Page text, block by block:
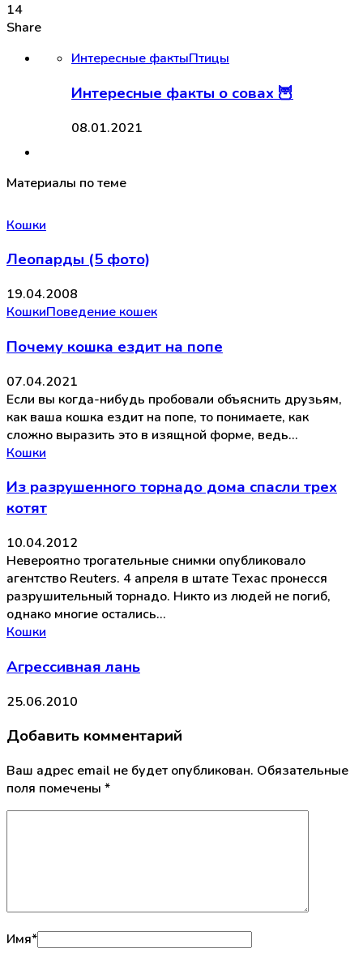
14
Share
Интересные фактыПтицы
Интересные факты о совах 🦉
08.01.2021
Материалы по теме
Кошки
Леопарды (5 фото)
19.04.2008
КошкиПоведение кошек
Почему кошка ездит на попе
07.04.2021
Если вы когда-нибудь пробовали объяснить друзьям,
как ваша кошка ездит на попе, то понимаете, как
сложно выразить это в изящной форме, ведь…
Кошки
Из разрушенного торнадо дома спасли трех
котят
10.04.2012
Невероятно трогательные снимки опубликовало
агентство Reuters. 4 апреля в штате Техас пронесся
разрушительный торнадо. Никто из людей не погиб,
однако многие остались…
Кошки
Агрессивная лань
25.06.2010
Добавить комментарий
Ваш адрес email не будет опубликован. Обязательные
поля помечены *
Имя*